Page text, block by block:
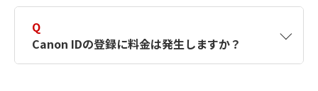
択したサービスから取得します。アカウントを
簡単に作成できるように、この情報を使用して
Canon IDの登録フォームを入力します。
Q
Canon IDの登録に料金は発生しますか？